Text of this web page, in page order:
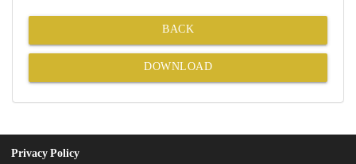
BACK
DOWNLOAD
Privacy Policy